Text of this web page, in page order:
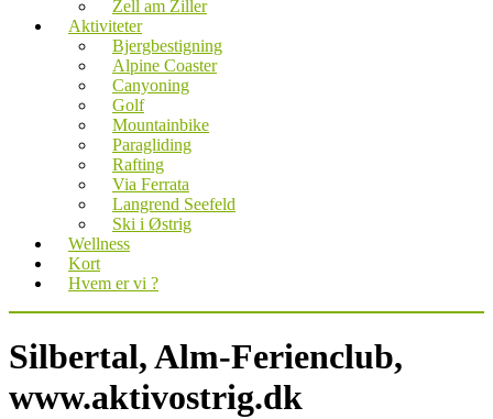
Zell am Ziller
Aktiviteter
Bjergbestigning
Alpine Coaster
Canyoning
Golf
Mountainbike
Paragliding
Rafting
Via Ferrata
Langrend Seefeld
Ski i Østrig
Wellness
Kort
Hvem er vi ?
Silbertal, Alm-Ferienclub,
www.aktivostrig.dk